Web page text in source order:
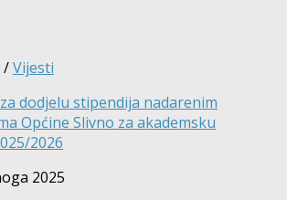
/Vijesti
dodjelu stipendija nadarenim
Općine Slivno za akademsku
2026
2025